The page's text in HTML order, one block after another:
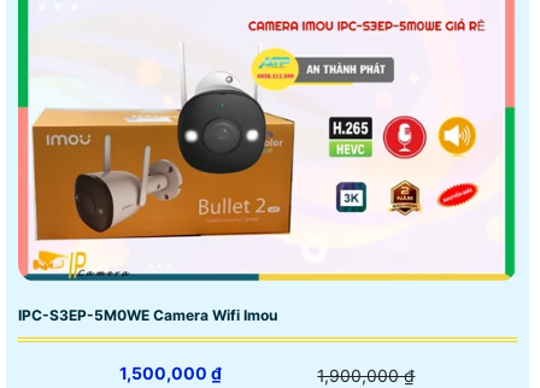
IPC-S3EP-5M0WE Camera Wifi Imou
1,500,000 ₫ 1,900,000 ₫